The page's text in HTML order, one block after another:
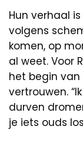
Hun verhaal
volgens
komen, op
al weet. Voor
het begin van
vertrouwen.
durven
je iets ouds